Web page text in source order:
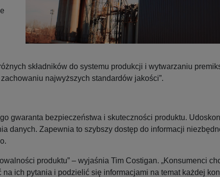
składników do systemu produkcji i wytwarzaniu
najwyższych standardów jakości”.
gwaranta bezpieczeństwa i skuteczności produktu.
danych. Zapewnia to szybszy dostęp do informacji
produktu” – wyjaśnia Tim Costigan. „Konsumenci
ich pytania i podzielić się informacjami na temat każdej